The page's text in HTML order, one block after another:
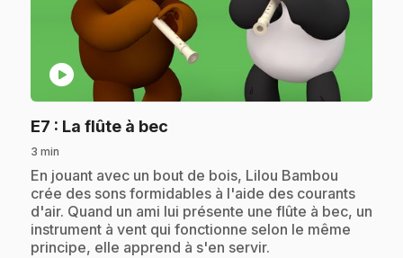
play_circle
E7 : La flûte à bec
3 min
.En jouant avec un bout de bois, Lilou Bambou
crée des sons formidables à l'aide des courants
d'air. Quand un ami lui présente une flûte à bec, un
instrument à vent qui fonctionne selon le même
principe, elle apprend à s'en servir.